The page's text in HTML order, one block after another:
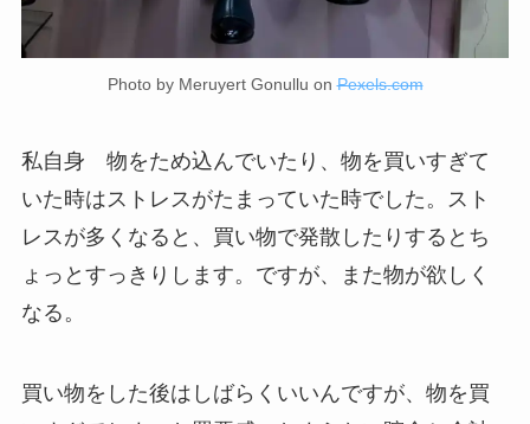
Photo by Meruyert Gonullu onPexels.com
私自身 物をため込んでいたり、物を買いすぎて
いた時はストレスがたまっていた時でした。スト
レスが多くなると、買い物で発散したりするとち
ょっとすっきりします。ですが、また物が欲しく
なる。
買い物をした後はしばらくいいんですが、物を買